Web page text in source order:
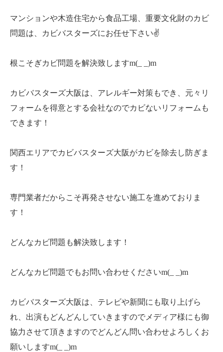
マンションや木造住宅から食品工場、重要文化財のカビ
問題は、カビバスターズにお任せ下さい✌️
根こそぎカビ問題を解決致しますm(_ _)m
カビバスターズ大阪は、アレルギー対策もでき、元々リ
フォームを得意とする会社なのでカビないリフォームも
できます！
関西エリアでカビバスターズ大阪がカビを除去し防ぎま
す！
専門業者だからこそ再発させない施工を進めておりま
す！
どんなカビ問題も解決致します！
どんなカビ問題でもお問い合わせくださいm(_ _)m
カビバスターズ大阪は、テレビや新聞にも取り上げら
れ、出演もどんどんしていきますのでメディア様にも御
協力させて頂きますのでどんどん問い合わせよろしくお
願いしますm(_ _)m